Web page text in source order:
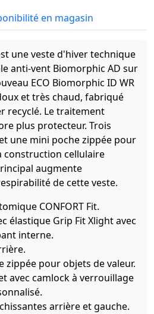
en magasin
une veste d'hiver technique
anti-vent Biomorphic AD sur
ECO Biomorphic ID WR
et très chaud, fabriqué
recyclé. Le traitement
plus protecteur. Trois
une mini poche zippée pour
construction cellulaire
augmente
de cette veste.
CONFORT Fit.
élastique Grip Fit Xlight avec
interne.
zippée pour objets de valeur.
avec camlock à verrouillage
arrière et gauche.